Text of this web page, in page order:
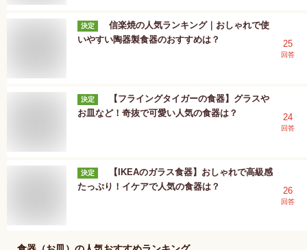
決定
信楽焼の人気ランキング｜おしゃれで使
いやすい陶器製食器のおすすめは？
25
回答
決定
【フライングタイガーの食器】グラスや
お皿など！奇抜で可愛い人気の食器は？
24
回答
決定
【IKEAのガラス食器】おしゃれで高級感
たっぷり！イケアで人気の食器は？
26
回答